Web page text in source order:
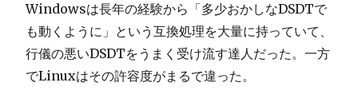
Windowsは長年の経験から「多少おかしなDSDTで
も動くように」という互換処理を大量に持っていて、
行儀の悪いDSDTをうまく受け流す達人だった。一方
でLinuxはその許容度がまるで違った。